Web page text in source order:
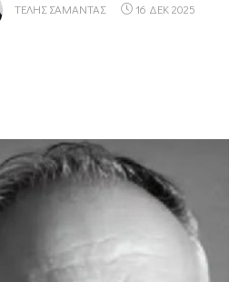
ΤΈΛΗΣ ΣΑΜΑΝΤΆΣ 16 ΔΕΚ 2025